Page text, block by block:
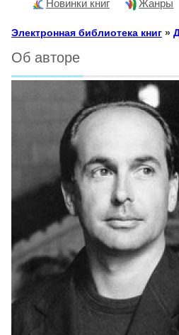
Новинки книг Жанры
Электронная библиотека книг »
Об авторе